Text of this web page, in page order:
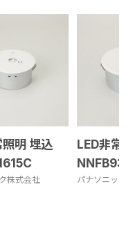
明 埋込
株式会社
LED非常
パナソニック